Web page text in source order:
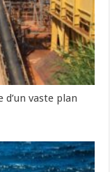
vaste plan